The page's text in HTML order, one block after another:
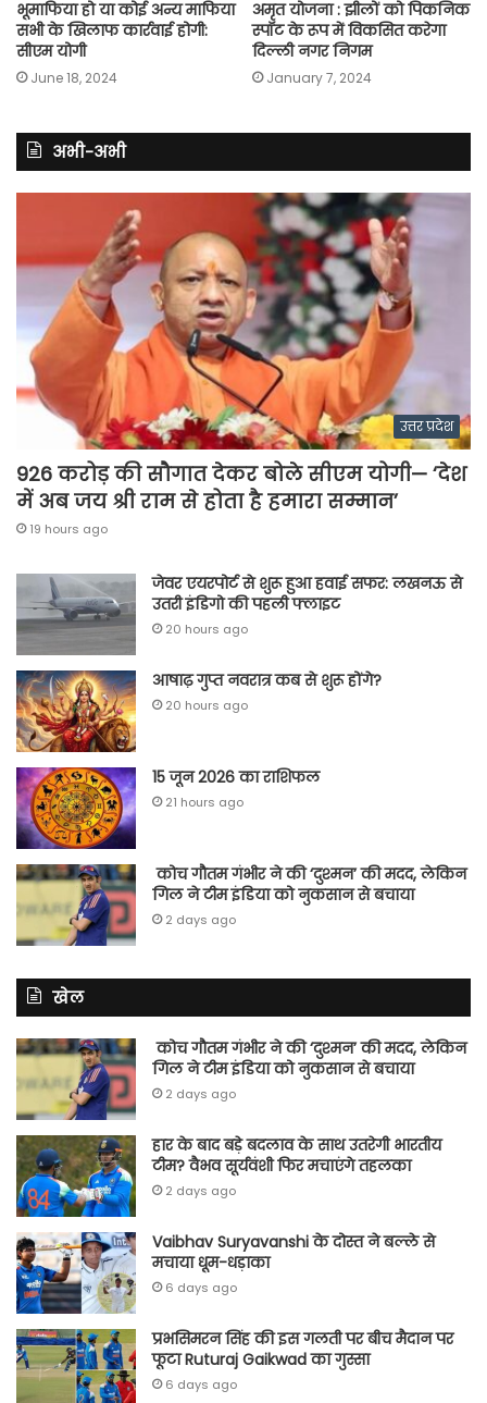
भूमाफिया हो या कोई अन्य माफिया
सभी के खिलाफ कार्रवाई होगी:
सीएम योगी
June 18, 2024
अमृत योजना : झीलों को पिकनिक
स्पॉट के रूप में विकसित करेगा
दिल्ली नगर निगम
January 7, 2024
अभी-अभी
उत्तर प्रदेश
926 करोड़ की सौगात देकर बोले सीएम योगी— ‘देश
में अब जय श्री राम से होता है हमारा सम्मान’
19 hours ago
जेवर एयरपोर्ट से शुरू हुआ हवाई सफर: लखनऊ से
उतरी इंडिगो की पहली फ्लाइट
20 hours ago
आषाढ़ गुप्त नवरात्र कब से शुरू होंगे?
20 hours ago
15 जून 2026 का राशिफल
21 hours ago
कोच गौतम गंभीर ने की ‘दुश्मन’ की मदद, लेकिन
गिल ने टीम इंडिया को नुकसान से बचाया
2 days ago
खेल
कोच गौतम गंभीर ने की ‘दुश्मन’ की मदद, लेकिन
गिल ने टीम इंडिया को नुकसान से बचाया
2 days ago
हार के बाद बड़े बदलाव के साथ उतरेगी भारतीय
टीम? वैभव सूर्यवंशी फिर मचाएंगे तहलका
2 days ago
Vaibhav Suryavanshi के दोस्त ने बल्ले से
मचाया धूम-धड़ाका
6 days ago
प्रभसिमरन सिंह की इस गलती पर बीच मैदान पर
फूटा Ruturaj Gaikwad का गुस्सा
6 days ago